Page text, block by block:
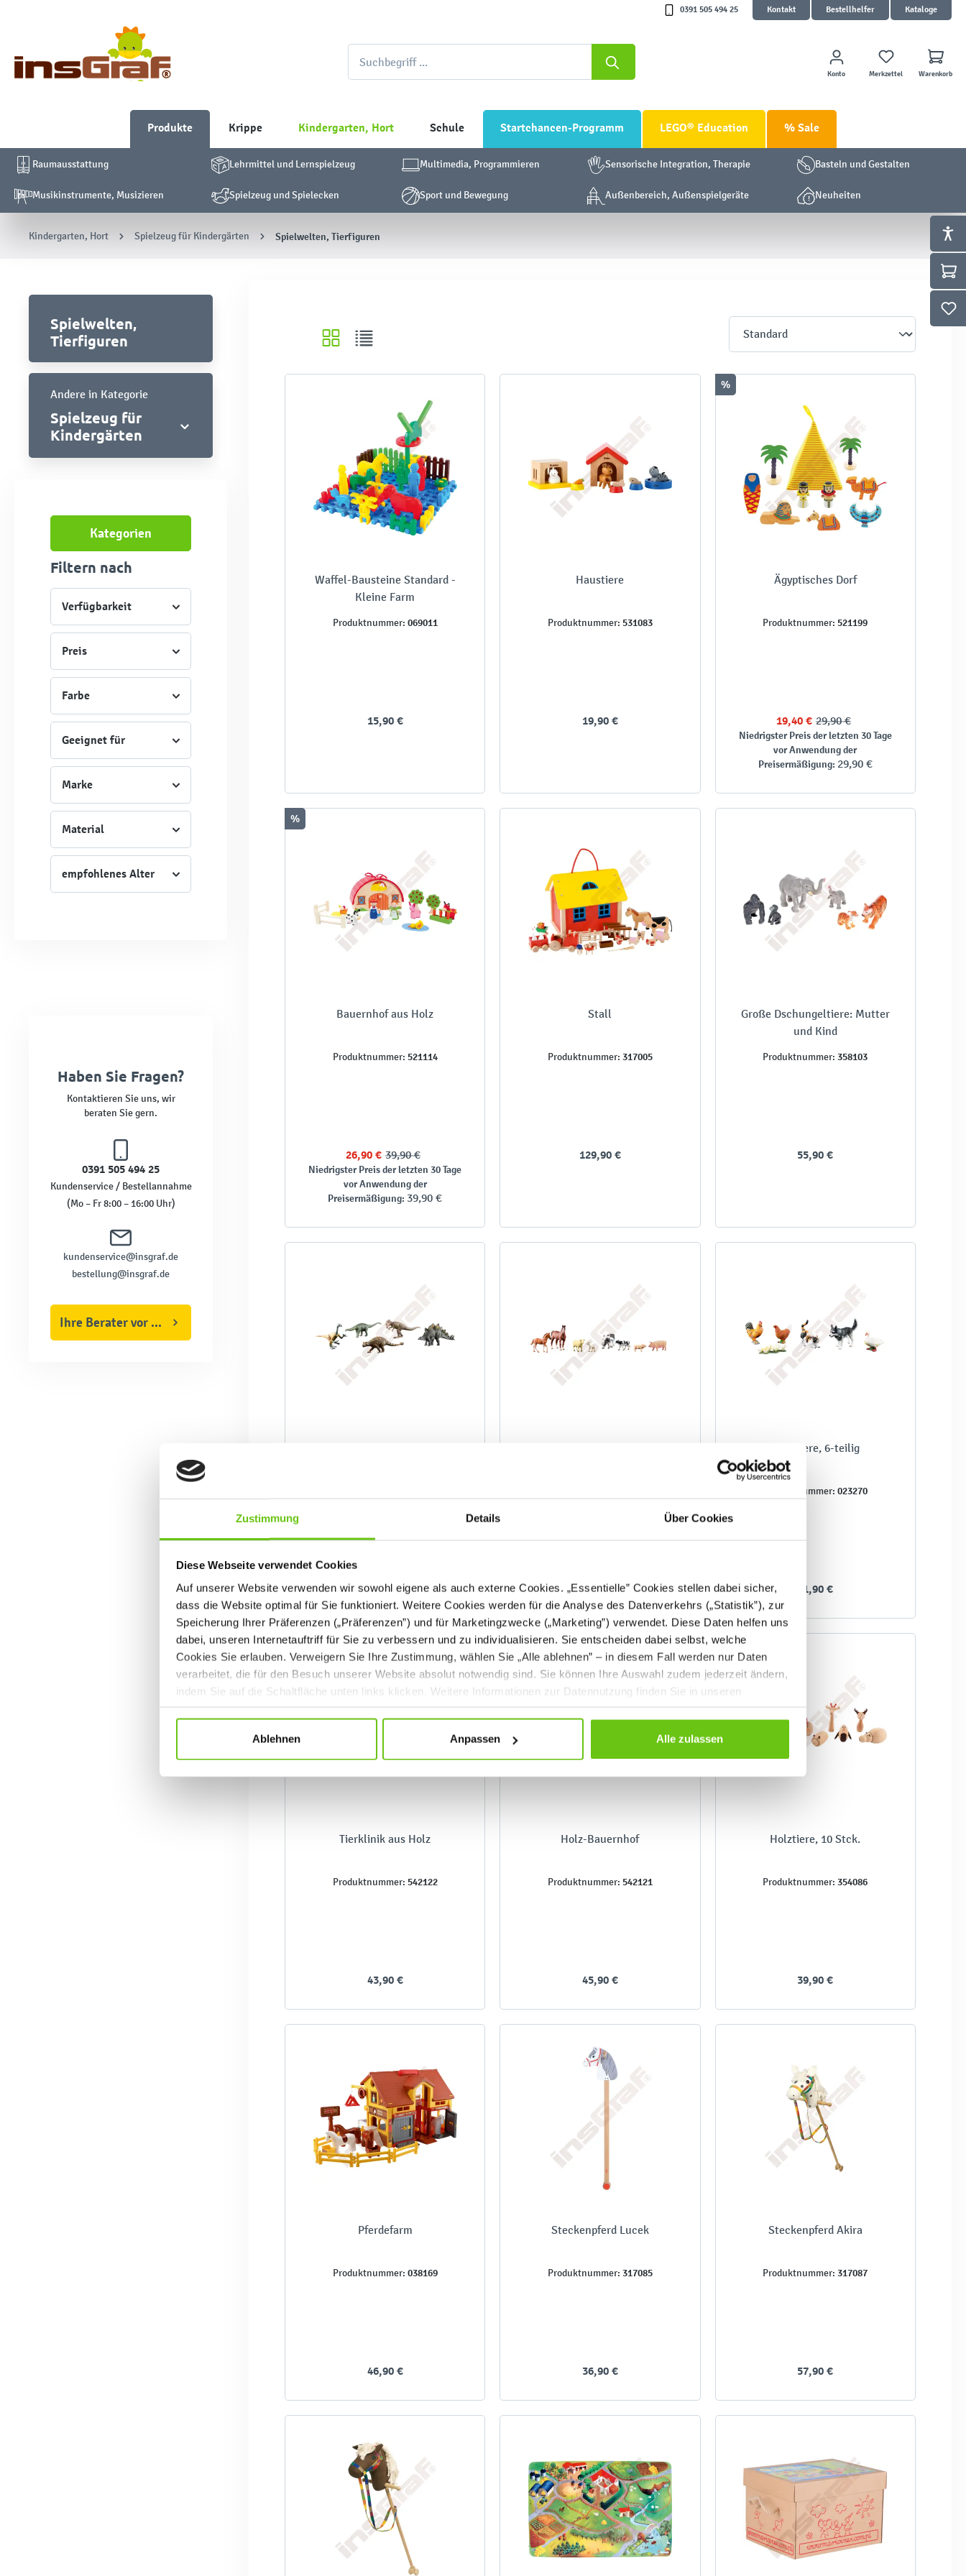
Zustimmung Details Über Cookies
Diese Webseite verwendet Cookies
Auf unserer Website verwenden wir sowohl eigene als auch externe Cookies. „Essentielle” Cookies stellen dabei sicher,
dass die Website optimal für Sie funktioniert. Weitere Cookies werden für die Analyse des Datenverkehrs („Statistik”), zur
Speicherung Ihrer Präferenzen („Präferenzen”) und für Marketingzwecke („Marketing”) verwendet. Diese Daten helfen uns
dabei, unseren Internetauftriff für Sie zu verbessern und zu individualisieren. Sie entscheiden dabei selbst, welche
Cookies Sie erlauben. Verweigern Sie Ihre Zustimmung, wählen Sie „Alle ablehnen” – in diesem Fall werden nur Daten
verarbeitet, die für den Besuch unserer Website absolut notwendig sind. Sie können Ihre Auswahl zudem jederzeit ändern,
indem Sie auf die Schaltfläche unten links klicken. Weitere Informationen zur Datennutzung finden Sie in unseren
Datenschutzrichtlinien.
Ablehnen Anpassen Alle zulassen
0391 505 494 25 Kontakt Bestellhelfer Kataloge
Konto Merkzettel Warenkorb
Produkte Krippe Kindergarten, Hort Schule Startchancen-Programm LEGO® Education % Sale
Raumausstattung Lehrmittel und Lernspielzeug Multimedia, Programmieren Sensorische Integration, Therapie Basteln und Gestalten
Musikinstrumente, Musizieren Spielzeug und Spielecken Sport und Bewegung Außenbereich, Außenspielgeräte Neuheiten
Kindergarten, Hort Spielzeug für Kindergärten Spielwelten, Tierfiguren
Spielwelten,
Tierfiguren
Andere in Kategorie
Spielzeug für
Kindergärten
Kategorien
Filtern nach
Verfügbarkeit
Preis
Farbe
Geeignet für
Marke
Material
empfohlenes Alter
Haben Sie Fragen?
Kontaktieren Sie uns, wir
beraten Sie gern.
0391 505 494 25
Kundenservice / Bestellannahme
(Mo – Fr 8:00 – 16:00 Uhr)
kundenservice@insgraf.de
bestellung@insgraf.de
Ihre Berater vor Ort
Waffel-Bausteine Standard -
Kleine Farm
Produktnummer: 069011
15,90 €
Haustiere
Produktnummer: 531083
19,90 €
%
Ägyptisches Dorf
Produktnummer: 521199
19,40 € 29,90 €
Niedrigster Preis der letzten 30 Tage
vor Anwendung der
Preisermäßigung: 29,90 €
%
Bauernhof aus Holz
Produktnummer: 521114
26,90 € 39,90 €
Niedrigster Preis der letzten 30 Tage
vor Anwendung der
Preisermäßigung: 39,90 €
Stall
Produktnummer: 317005
129,90 €
Große Dschungeltiere: Mutter
und Kind
Produktnummer: 358103
55,90 €
45,90 € 49,90 €
Haustiere, 6-teilig
Produktnummer: 023270
31,90 €
Tierklinik aus Holz
Produktnummer: 542122
43,90 €
Holz-Bauernhof
Produktnummer: 542121
45,90 €
Holztiere, 10 Stck.
Produktnummer: 354086
39,90 €
Pferdefarm
Produktnummer: 038169
46,90 €
Steckenpferd Lucek
Produktnummer: 317085
36,90 €
Steckenpferd Akira
Produktnummer: 317087
57,90 €